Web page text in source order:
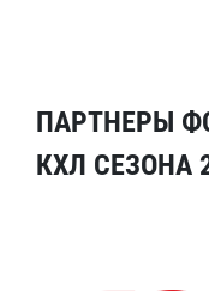
ПАРТНЕРЫ
КХЛ СЕЗОНА